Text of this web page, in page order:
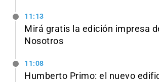
11:13
Mirá gratis la edición impresa
Nosotros
11:08
Humberto Primo: el nuevo